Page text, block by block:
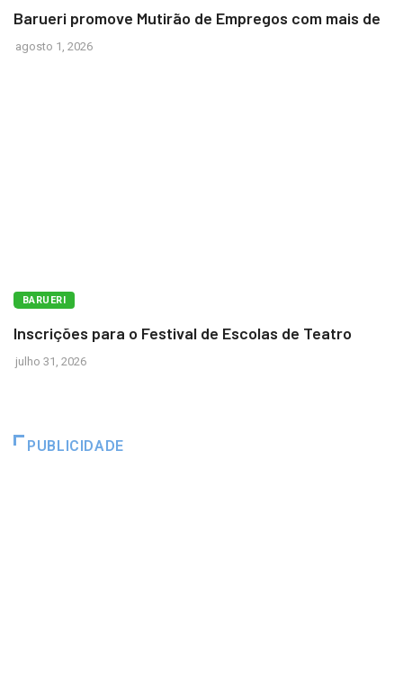
Barueri promove Mutirão de Empregos com mais de
agosto 1, 2026
BARUERI
Inscrições para o Festival de Escolas de Teatro
julho 31, 2026
PUBLICIDADE